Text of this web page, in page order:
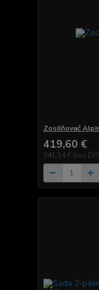
Zosilňovač
419,60 €
341,14 € bez